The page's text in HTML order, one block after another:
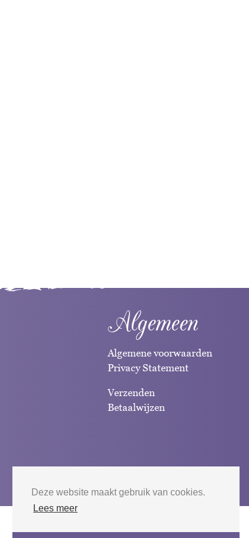
Deze website maakt gebruik van cookies.
Lees meer
Algemeen
Algemene voorwaarden
Privacy Statement
Verzenden
Betaalwijzen